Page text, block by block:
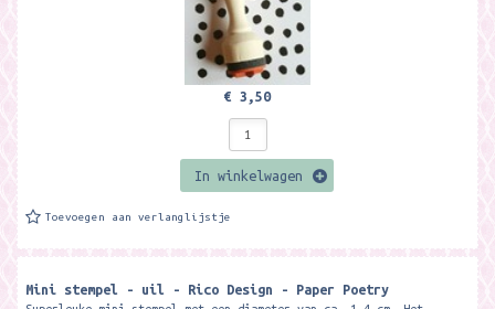
€ 3,50
In winkelwagen
Toevoegen aan verlanglijstje
Mini stempel - uil - Rico Design - Paper Poetry